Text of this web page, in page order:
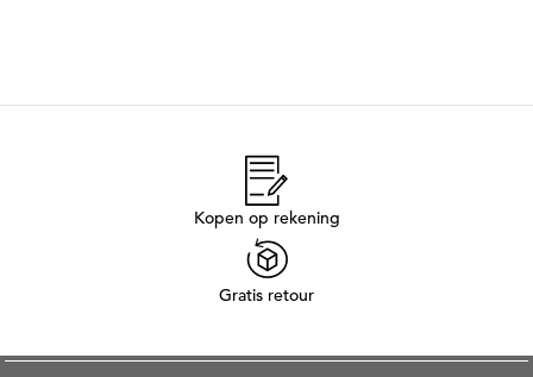
Kopen op rekening
Gratis retour